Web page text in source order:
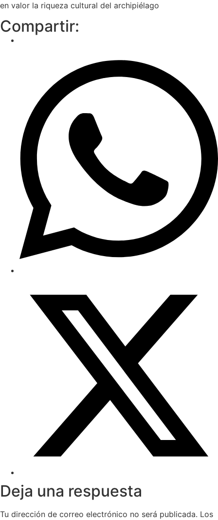
en valor la riqueza cultural del archipiélago
Compartir:
Deja una respuesta
Tu dirección de correo electrónico no será publicada. Los